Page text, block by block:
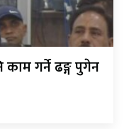
गर्ने ढङ्ग पुगेन